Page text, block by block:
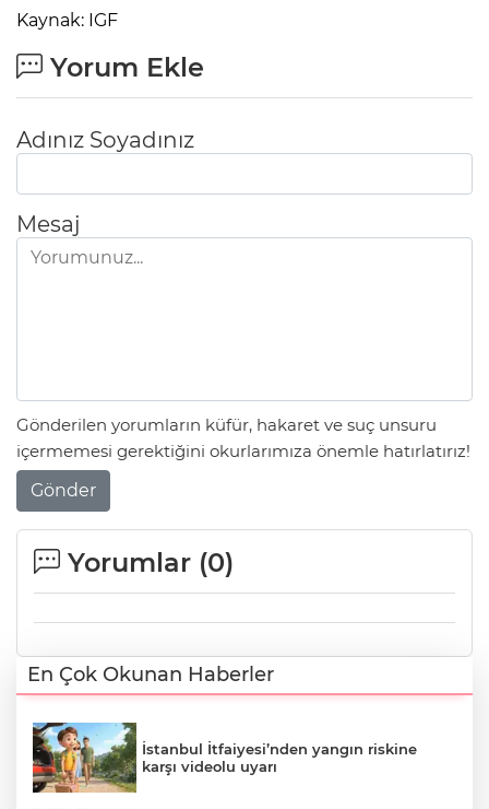
Kaynak: IGF
Yorum Ekle
Adınız Soyadınız
Mesaj
Gönderilen yorumların küfür, hakaret ve suç unsuru
içermemesi gerektiğini okurlarımıza önemle hatırlatırız!
Gönder
Yorumlar (0)
En Çok Okunan Haberler
İstanbul İtfaiyesi’nden yangın riskine
karşı videolu uyarı